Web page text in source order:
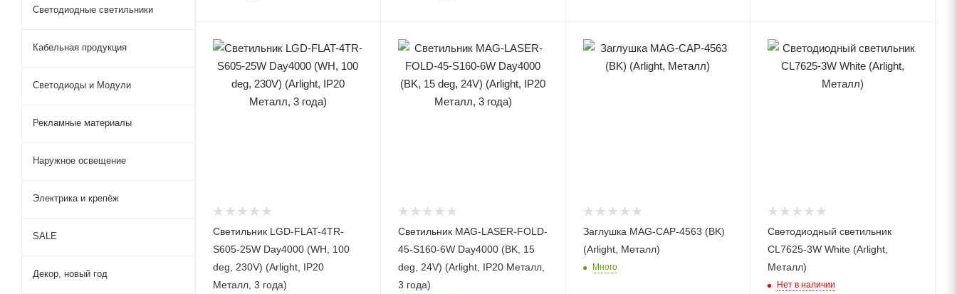
Светильник LGD-FLAT-4TR-
S605-25W Day4000 (WH, 100
deg, 230V) (Arlight, IP20
Металл, 3 года)
Светильник MAG-LASER-FOLD-
45-S160-6W Day4000 (BK, 15
deg, 24V) (Arlight, IP20 Металл,
3 года)
Заглушка MAG-CAP-4563 (BK)
(Arlight, Металл)
Много
Светодиодный светильник
CL7625-3W White (Arlight,
Металл)
Нет в наличии
Светодиодные светильники
Кабельная продукция
Светодиоды и Модули
Рекламные материалы
Наружное освещение
Электрика и крепёж
SALE
Декор, новый год